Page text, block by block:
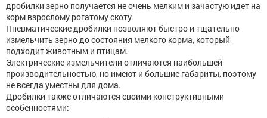
дробилки зерно получается не очень мелким и зачастую идет на
корм взрослому рогатому скоту.
Пневматические дробилки позволяют быстро и тщательно
измельчить зерно до состояния мелкого корма, который
подходит животным и птицам.
Электрические измельчители отличаются наибольшей
производительностью, но имеют и большие габариты, поэтому
не всегда уместны для дома.
Дробилки также отличаются своими конструктивными
особенностями: